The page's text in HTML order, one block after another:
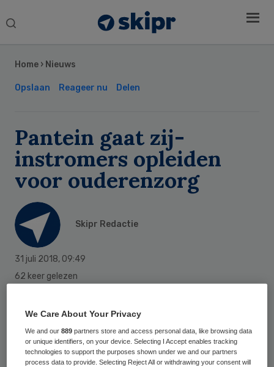
Search
Home › Nieuws
Opslaan Reageer nu Delen
Pantein gaat zij-
instromers opleiden
voor ouderenzorg
Skipr Redactie
31 juli 2018, 09:49
62 keer gelezen
Pantein zet in op de werving van mensen
zonder zorgachtergrond om het
personeelstekort tegen te gaan. Het gaat
Sidebar
We Care About Your Privacy
We and our889 partners store and access personal data, like browsing data
or unique identifiers, on your device. Selecting I Accept enables tracking
technologies to support the purposes shown under we and our partners
process data to provide. Selecting Reject All or withdrawing your consent will